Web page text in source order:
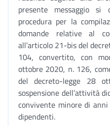
presente messaggio
procedura per la
domande relative al
all’articolo 21-bis del
104, convertito, con
ottobre 2020, n. 126,
del decreto-legge 28
sospensione dell’attività
convivente minore di
dipendenti.